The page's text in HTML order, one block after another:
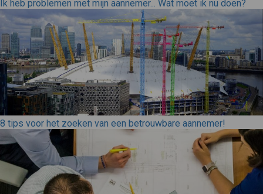
Ik heb problemen met mijn aannemer... Wat moet ik nu doen?
8 tips voor het zoeken van een betrouwbare aannemer!